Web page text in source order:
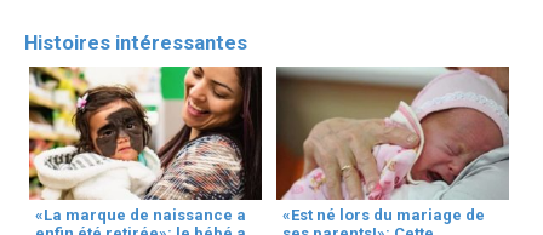
Histoires intéressantes
«La marque de naissance a
«Est né lors du mariage de